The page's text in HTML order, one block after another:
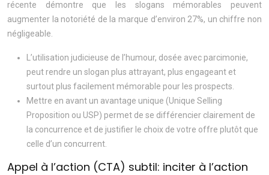
récente démontre que les slogans mémorables peuvent
augmenter la notoriété de la marque d’environ 27%, un chiffre non
négligeable.
L’utilisation judicieuse de l’humour, dosée avec parcimonie,
peut rendre un slogan plus attrayant, plus engageant et
surtout plus facilement mémorable pour les prospects.
Mettre en avant un avantage unique (Unique Selling
Proposition ou USP) permet de se différencier clairement de
la concurrence et de justifier le choix de votre offre plutôt que
celle d’un concurrent.
Appel à l’action (CTA) subtil: inciter à l’action